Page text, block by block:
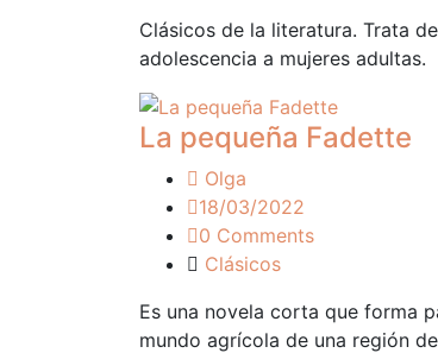
Clásicos de la literatura. Trata
adolescencia a mujeres adultas.
La pequeña Fadette
Olga
18/03/2022
0 Comments
Clásicos
Es una novela corta que forma
mundo agrícola de una región